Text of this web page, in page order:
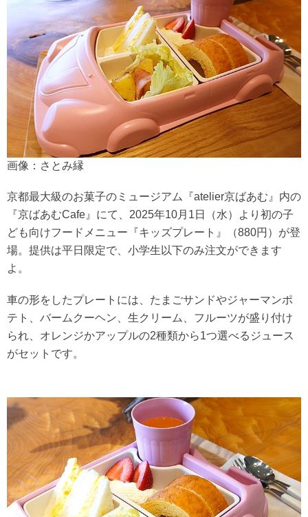
画像：さとみ縁
京都最大級のお菓子のミュージアム『atelier京ばあむ』内の
『京ばあむCafe』にて、2025年10月1日（水）より初の子
ども向けフードメニュー『キッズプレート』（880円）が登
場。提供は平日限定で、小学生以下のみ注文ができます
よ。
車の形をしたプレートには、たまごサンドやジャーマンポ
テト、バームクーヘン、生クリーム、フルーツが盛り付け
られ、オレンジかアップルの2種類から1つ選べるジュース
がセットです。